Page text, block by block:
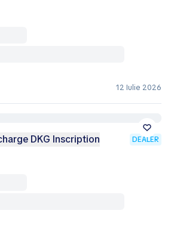
12 Iulie 2026
DKG Inscription DEALER